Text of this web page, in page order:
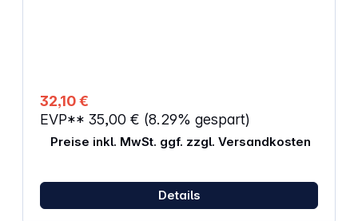
32,10 €
EVP** 35,00 € (8.29% gespart)
Preise inkl. MwSt. ggf. zzgl. Versandkosten
Details